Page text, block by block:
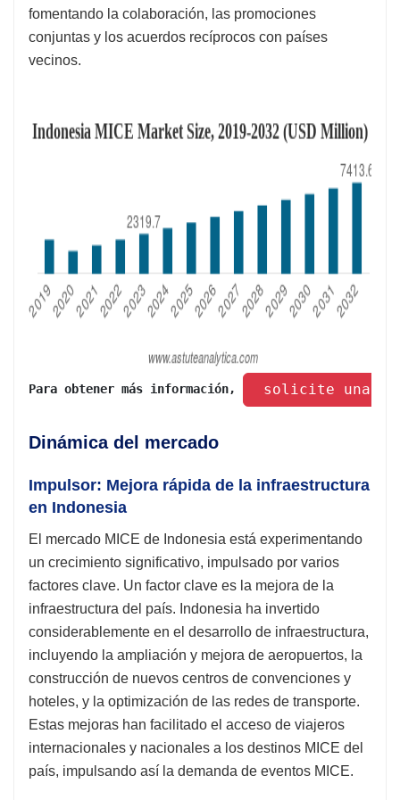
fomentando la colaboración, las promociones
conjuntas y los acuerdos recíprocos con países
vecinos.
Para obtener más información, solicite una
Dinámica del mercado
Impulsor: Mejora rápida de la infraestructura
en Indonesia
El mercado MICE de Indonesia está experimentando
un crecimiento significativo, impulsado por varios
factores clave. Un factor clave es la mejora de la
infraestructura del país. Indonesia ha invertido
considerablemente en el desarrollo de infraestructura,
incluyendo la ampliación y mejora de aeropuertos, la
construcción de nuevos centros de convenciones y
hoteles, y la optimización de las redes de transporte.
Estas mejoras han facilitado el acceso de viajeros
internacionales y nacionales a los destinos MICE del
país, impulsando así la demanda de eventos MICE.